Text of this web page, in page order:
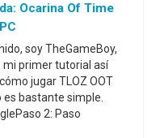
Ocarina Of Time
soy TheGameBoy,
mi primer tutorial así
jugar TLOZ OOT
es bastante simple.
2: Paso